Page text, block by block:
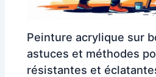
Peinture acrylique sur
astuces et méthodes
résistantes et